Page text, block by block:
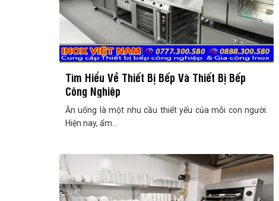
Tìm Hiểu Về Thiết Bị Bếp Và Thiết Bị Bếp
Công Nghiệp
Ăn uống là một nhu cầu thiết yếu của mỗi con người.
Hiện nay, ẩm...